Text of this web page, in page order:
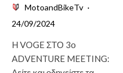
MotoandBikeTv ·
24/09/2024
H VOGE ΣΤΟ 3ο
ADVENTURE MEETING: